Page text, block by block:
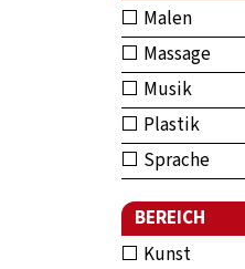
Malen
Massage
Musik
Plastik
Sprache
BEREICH
Kunst